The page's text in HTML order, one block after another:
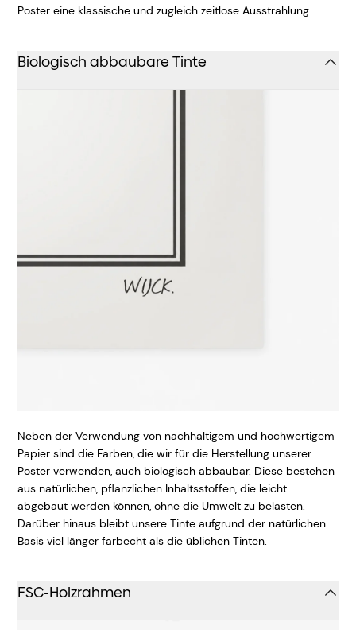
Poster eine klassische und zugleich zeitlose Ausstrahlung.
Biologisch abbaubare Tinte
Neben der Verwendung von nachhaltigem und hochwertigem
Papier sind die Farben, die wir für die Herstellung unserer
Poster verwenden, auch biologisch abbaubar. Diese bestehen
aus natürlichen, pflanzlichen Inhaltsstoffen, die leicht
abgebaut werden können, ohne die Umwelt zu belasten.
Darüber hinaus bleibt unsere Tinte aufgrund der natürlichen
Basis viel länger farbecht als die üblichen Tinten.
FSC-Holzrahmen